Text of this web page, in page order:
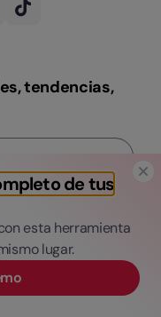
de tus
esta herramienta
lugar.
tendencias,
aceptas recibir
SOFTWARE, S.L.
para más
según el RGPD y